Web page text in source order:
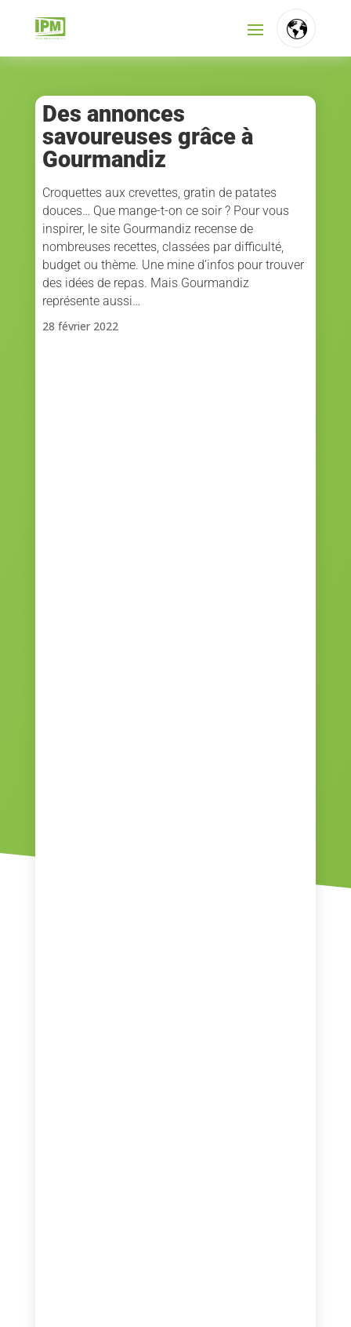
Des annonces
savoureuses grâce à
Gourmandiz
Croquettes aux crevettes, gratin de patates
douces… Que mange-t-on ce soir ? Pour vous
inspirer, le site Gourmandiz recense de
nombreuses recettes, classées par difficulté,
budget ou thème. Une mine d’infos pour trouver
des idées de repas. Mais Gourmandiz
représente aussi…
28 février 2022